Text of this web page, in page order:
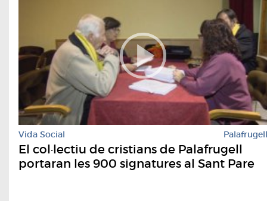
Vida Social Palafrugell
El col·lectiu de cristians de Palafrugell
portaran les 900 signatures al Sant Pare